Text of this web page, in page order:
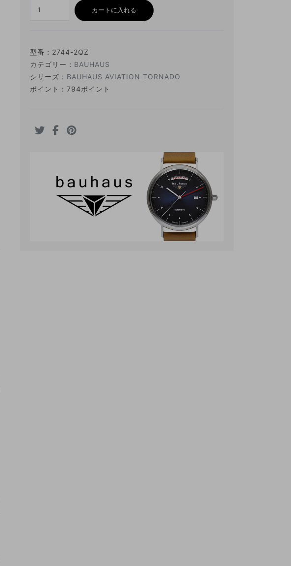
カートに入れる
型番： 2744-2QZ
カテゴリー： BAUHAUS
シリーズ : BAUHAUS AVIATION TORNADO
ポイント : 794ポイント
ITEM LIST